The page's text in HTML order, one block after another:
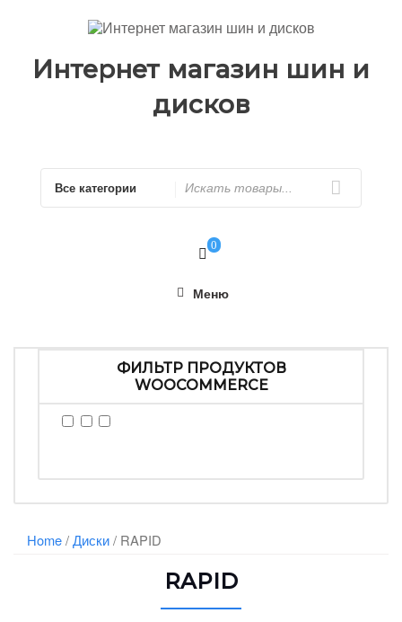
содержимому
Интернет магазин шин и
дисков
Искать
0
Меню
ФИЛЬТР ПРОДУКТОВ
WOOCOMMERCE
Home/Диски/ RAPID
RAPID